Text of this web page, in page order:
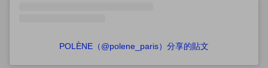
POLÈNE（@polene_paris）分享的貼文